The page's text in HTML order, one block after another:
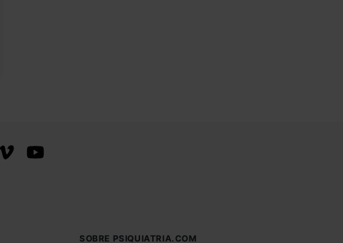
SOBRE PSIQUIATRIA.COM